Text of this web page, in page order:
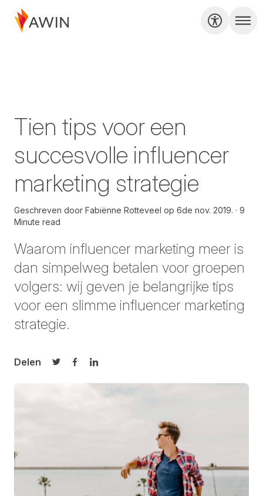
Tien tips voor een
succesvolle influencer
marketing strategie
Geschreven door Fabiënne Rotteveel op 6de nov. 2019.
9
Minute read
Waarom influencer marketing meer is
dan simpelweg betalen voor groepen
volgers: wij geven je belangrijke tips
voor een slimme influencer marketing
strategie.
Delen
Delen op Twitter
Delen op Facebook
Delen op LinkedIn